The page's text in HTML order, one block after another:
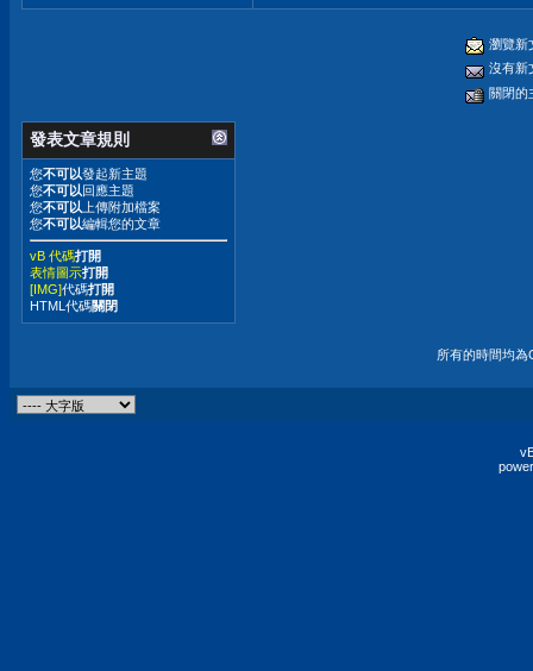
瀏覽新
沒有新
關閉的
發表文章規則
您不可以發起新主題
您不可以回應主題
您不可以 上傳附加檔案
您不可以編輯您的文章
vB 代碼打開
表情圖示打開
[IMG]代碼打開
HTML代碼關閉
所有的時間均為